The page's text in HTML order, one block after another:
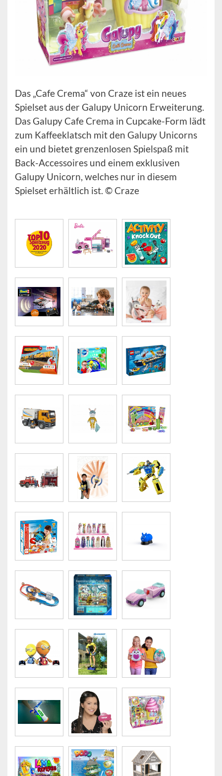
Das „Cafe Crema“ von Craze ist ein neues
Spielset aus der Galupy Unicorn Erweiterung.
Das Galupy Cafe Crema in Cupcake-Form lädt
zum Kaffeeklatsch mit den Galupy Unicorns
ein und bietet grenzenlosen Spielspaß mit
Back-Accessoires und einem exklusiven
Galupy Unicorn, welches nur in diesem
Spielset erhältlich ist. © Craze